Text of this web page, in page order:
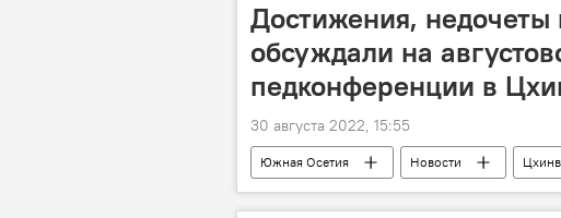
Достижения, недочеты
обсуждали на
педконференции в
30 августа 2022, 15:55
Южная Осетия Новости